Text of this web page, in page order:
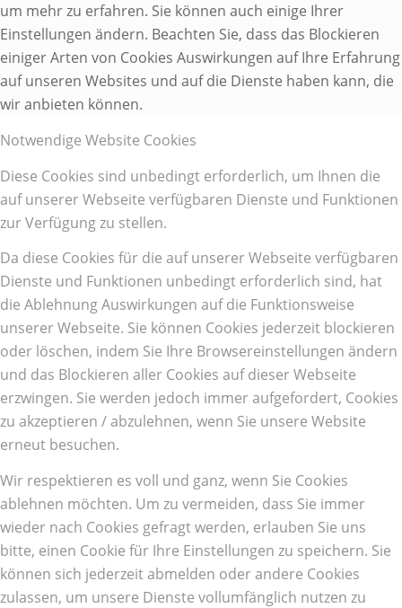
um mehr zu erfahren. Sie können auch einige Ihrer
Einstellungen ändern. Beachten Sie, dass das Blockieren
einiger Arten von Cookies Auswirkungen auf Ihre Erfahrung
auf unseren Websites und auf die Dienste haben kann, die
wir anbieten können.
Notwendige Website Cookies
Diese Cookies sind unbedingt erforderlich, um Ihnen die
auf unserer Webseite verfügbaren Dienste und Funktionen
zur Verfügung zu stellen.
Da diese Cookies für die auf unserer Webseite verfügbaren
Dienste und Funktionen unbedingt erforderlich sind, hat
die Ablehnung Auswirkungen auf die Funktionsweise
unserer Webseite. Sie können Cookies jederzeit blockieren
oder löschen, indem Sie Ihre Browsereinstellungen ändern
und das Blockieren aller Cookies auf dieser Webseite
erzwingen. Sie werden jedoch immer aufgefordert, Cookies
zu akzeptieren / abzulehnen, wenn Sie unsere Website
erneut besuchen.
Wir respektieren es voll und ganz, wenn Sie Cookies
ablehnen möchten. Um zu vermeiden, dass Sie immer
wieder nach Cookies gefragt werden, erlauben Sie uns
bitte, einen Cookie für Ihre Einstellungen zu speichern. Sie
können sich jederzeit abmelden oder andere Cookies
zulassen, um unsere Dienste vollumfänglich nutzen zu